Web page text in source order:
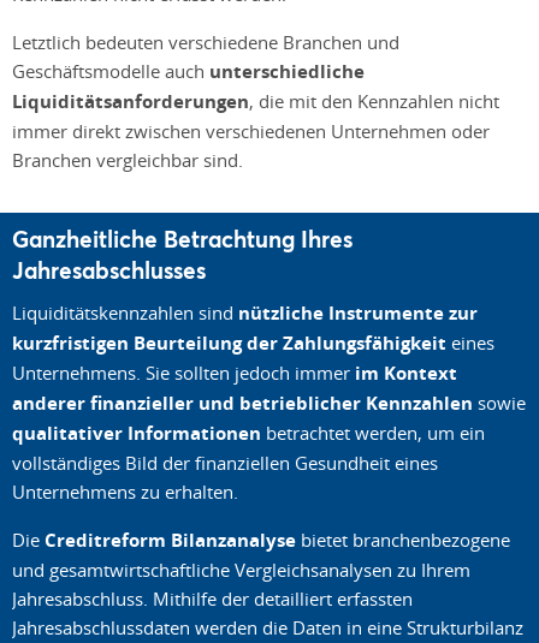
Letztlich bedeuten verschiedene Branchen und
Geschäftsmodelle auch unterschiedliche
Liquiditätsanforderungen, die mit den Kennzahlen nicht
immer direkt zwischen verschiedenen Unternehmen oder
Branchen vergleichbar sind.
Ganzheitliche Betrachtung Ihres
Jahresabschlusses
Liquiditätskennzahlen sind nützliche Instrumente zur
kurzfristigen Beurteilung der Zahlungsfähigkeit eines
Unternehmens. Sie sollten jedoch immer im Kontext
anderer finanzieller und betrieblicher Kennzahlen sowie
qualitativer Informationen betrachtet werden, um ein
vollständiges Bild der finanziellen Gesundheit eines
Unternehmens zu erhalten.
Die Creditreform Bilanzanalyse bietet branchenbezogene
und gesamtwirtschaftliche Vergleichsanalysen zu Ihrem
Jahresabschluss. Mithilfe der detailliert erfassten
Jahresabschlussdaten werden die Daten in eine Strukturbilanz